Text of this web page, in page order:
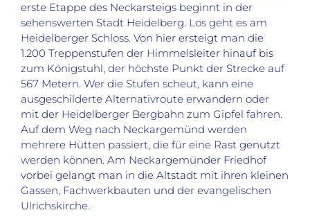
erste Etappe des Neckarsteigs beginnt in der
sehenswerten Stadt Heidelberg. Los geht es am
Heidelberger Schloss. Von hier ersteigt man die
1.200 Treppenstufen der Himmelsleiter hinauf bis
zum Königstuhl, der höchste Punkt der Strecke auf
567 Metern. Wer die Stufen scheut, kann eine
ausgeschilderte Alternativroute erwandern oder
mit der Heidelberger Bergbahn zum Gipfel fahren.
Auf dem Weg nach Neckargemünd werden
mehrere Hütten passiert, die für eine Rast genutzt
werden können. Am Neckargemünder Friedhof
vorbei gelangt man in die Altstadt mit ihren kleinen
Gassen, Fachwerkbauten und der evangelischen
Ulrichskirche.